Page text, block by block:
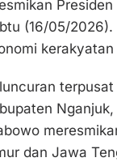
(16/05/
dan Jawa